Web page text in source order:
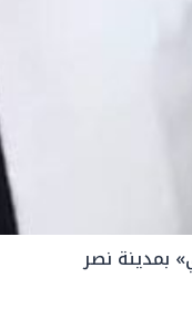
بمدينة نصر